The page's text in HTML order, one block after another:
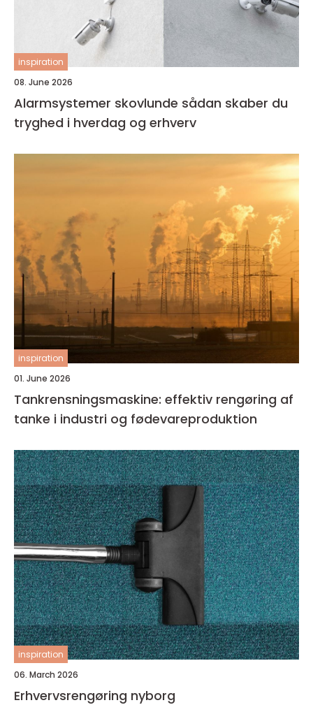
inspiration
08. June 2026
Alarmsystemer skovlunde sådan skaber du
tryghed i hverdag og erhverv
inspiration
01. June 2026
Tankrensningsmaskine: effektiv rengøring af
tanke i industri og fødevareproduktion
inspiration
06. March 2026
Erhvervsrengøring nyborg